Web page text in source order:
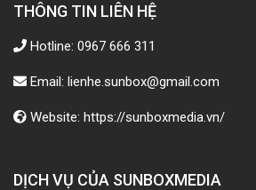
THÔNG TIN LIÊN HỆ
Hotline: 0967 666 311
Email: lienhe.sunbox@gmail.com
Website: https://sunboxmedia.vn/
DỊCH VỤ CỦA SUNBOXMEDIA